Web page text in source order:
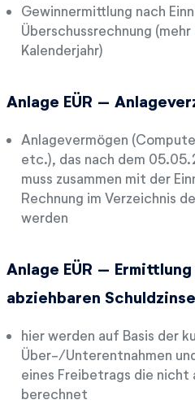
Gewinnermittlung nach
Überschussrechnung
Kalenderjahr)
Anlage EÜR –
Anlagevermögen
etc.), das nach dem
muss zusammen mit der
Rechnung im Verzeichnis
werden
Anlage EÜR –
abziehbaren
hier werden auf Basis der
Über-/Unterentnahmen
eines Freibetrags die nicht
berechnet